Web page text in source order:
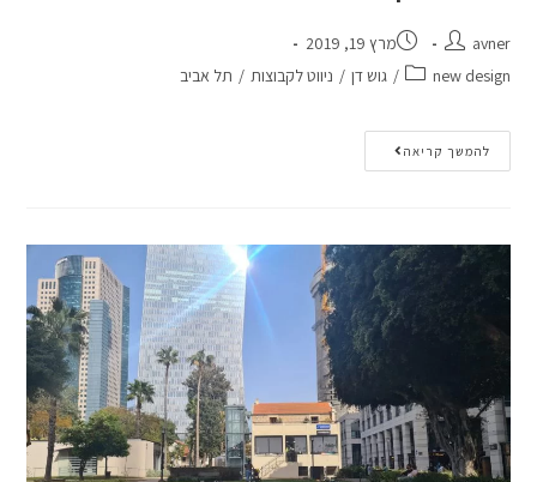
avner
מרץ 19, 2019
new design
/ גוש דן / ניווט לקבוצות / תל אביב
להמשך קריאה